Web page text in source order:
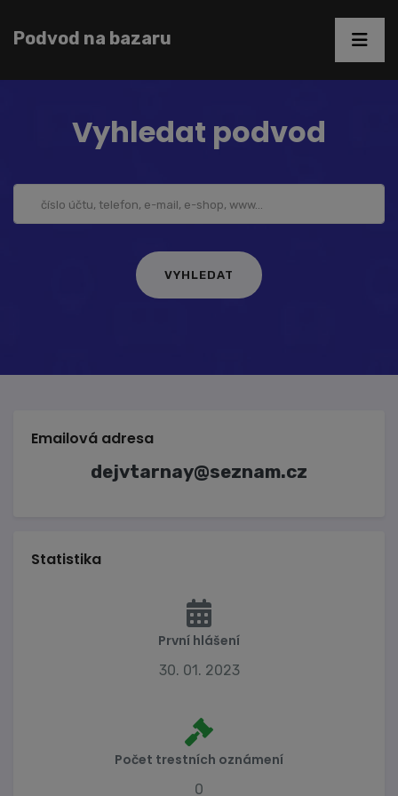
Podvod na bazaru
Vyhledat podvod
Emailová adresa
dejvtarnay@seznam.cz
Statistika
První hlášení
30. 01. 2023
Počet trestních oznámení
0